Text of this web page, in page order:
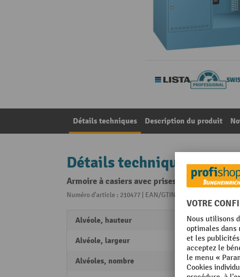
Détails techniques Description du produit
Détails techniques
Armoire à casiers avec prises électriques
Numéro d'article : 210477 | EAN/GTIN: 4047417512203
Alvéole, hauteur 380 mm
Alvéole, largeur 340 mm
Alvéoles, nombre 8